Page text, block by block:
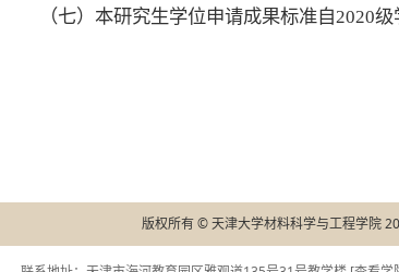
（七） 本研究生学位申请成果标准自2020级
版权所有 © 天津大学材料科学与工程学院